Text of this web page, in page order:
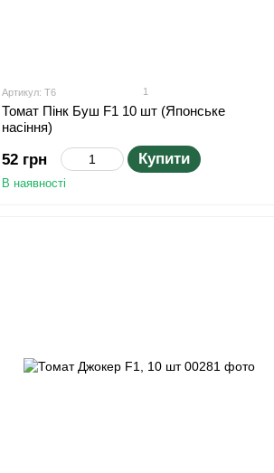
Артикул: T6 1
Томат Пінк Буш F1 10 шт (Японське
насіння)
52 грн Купити
В наявності